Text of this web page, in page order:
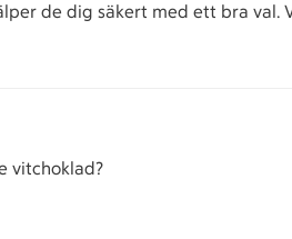
de dig säkert med ett bra val.
vitchoklad?